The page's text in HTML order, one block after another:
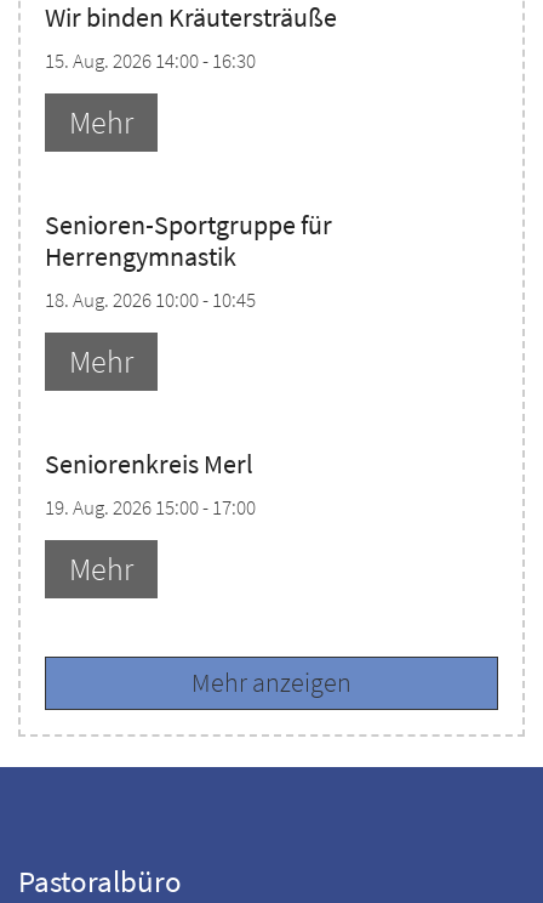
Wir binden Kräutersträuße
15. Aug. 2026 14:00 - 16:30
Mehr
Senioren-Sportgruppe für
Herrengymnastik
18. Aug. 2026 10:00 - 10:45
Mehr
Seniorenkreis Merl
19. Aug. 2026 15:00 - 17:00
Mehr
Mehr anzeigen
Pastoralbüro